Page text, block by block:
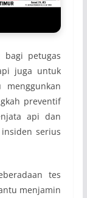
bagi petugas
juga untuk
preventif
api dan
serius
tes
menjamin